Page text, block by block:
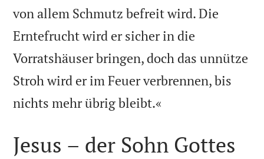
von allem Schmutz befreit wird. Die
Erntefrucht wird er sicher in die
Vorratshäuser bringen, doch das unnütze
Stroh wird er im Feuer verbrennen, bis
nichts mehr übrig bleibt.«
Jesus – der Sohn Gottes